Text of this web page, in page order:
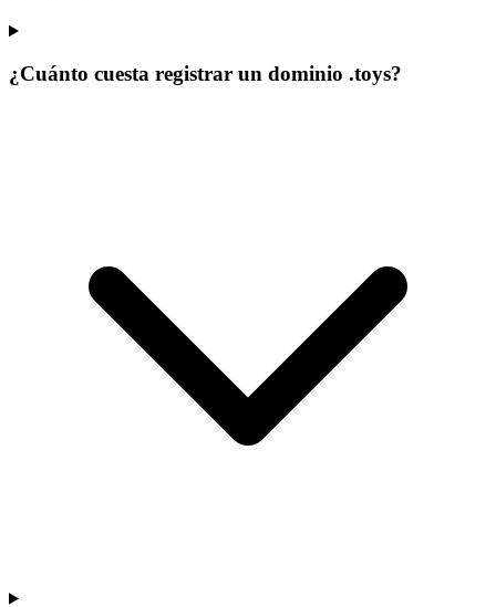
¿Cuánto cuesta registrar un dominio .toys?